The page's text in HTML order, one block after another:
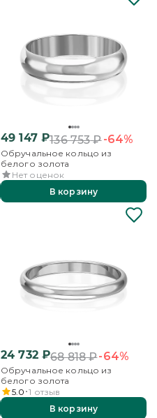
49 147₽136 753₽-64%
Обручальное кольцо из
белого золота
Нет оценок
В корзину
24 732₽68 818₽-64%
Обручальное кольцо из
белого золота
5.0 1 отзыв
В корзину